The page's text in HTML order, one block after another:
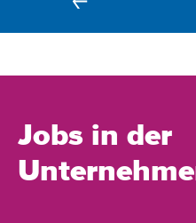
Jobs in der